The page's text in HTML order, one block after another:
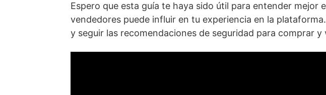
Espero que esta guía te haya sido útil para entender
vendedores puede influir en tu experiencia en la
y seguir las recomendaciones de seguridad para comprar